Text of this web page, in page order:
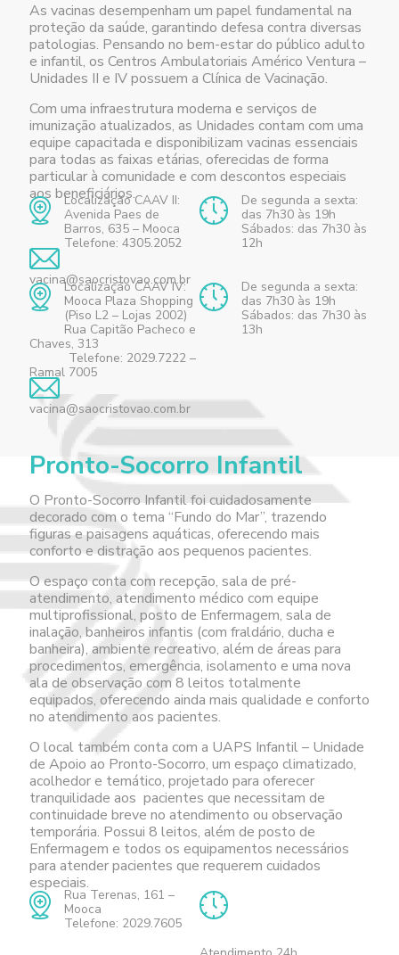
As vacinas desempenham um papel fundamental na
proteção da saúde, garantindo defesa contra diversas
patologias. Pensando no bem-estar do público adulto
e infantil, os Centros Ambulatoriais Américo Ventura –
Unidades II e IV possuem a Clínica de Vacinação.
Com uma infraestrutura moderna e serviços de
imunização atualizados, as Unidades contam com uma
equipe capacitada e disponibilizam vacinas essenciais
para todas as faixas etárias, oferecidas de forma
particular à comunidade e com descontos especiais
aos beneficiários.
Localização CAAV II:
Avenida Paes de
Barros, 635 – Mooca
Telefone: 4305.2052
De segunda a sexta:
das 7h30 às 19h
Sábados: das 7h30 às
12h
vacina@saocristovao.com.br
Localização CAAV IV:
Mooca Plaza Shopping
(Piso L2 – Lojas 2002)
Rua Capitão Pacheco e
Chaves, 313
Telefone: 2029.7222 –
Ramal 7005
De segunda a sexta:
das 7h30 às 19h
Sábados: das 7h30 às
13h
vacina@saocristovao.com.br
Pronto-Socorro Infantil
O Pronto-Socorro Infantil foi cuidadosamente
decorado com o tema “Fundo do Mar”, trazendo
figuras e paisagens aquáticas, oferecendo mais
conforto e distração aos pequenos pacientes.
O espaço conta com recepção, sala de pré-
atendimento, atendimento médico com equipe
multiprofissional, posto de Enfermagem, sala de
inalação, banheiros infantis (com fraldário, ducha e
banheira), ambiente recreativo, além de áreas para
procedimentos, emergência, isolamento e uma nova
ala de observação com 8 leitos totalmente
equipados, oferecendo ainda mais qualidade e conforto
no atendimento aos pacientes.
O local também conta com a UAPS Infantil – Unidade
de Apoio ao Pronto-Socorro, um espaço climatizado,
acolhedor e temático, projetado para oferecer
tranquilidade aos pacientes que necessitam de
continuidade breve no atendimento ou observação
temporária. Possui 8 leitos, além de posto de
Enfermagem e todos os equipamentos necessários
para atender pacientes que requerem cuidados
especiais.
Rua Terenas, 161 –
Mooca
Telefone: 2029.7605